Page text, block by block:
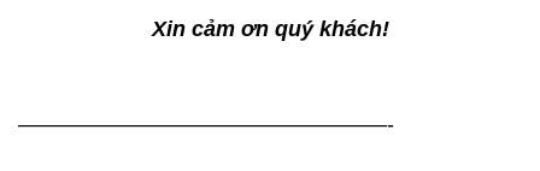
Xin cảm ơn quý khách!
—————————————————-